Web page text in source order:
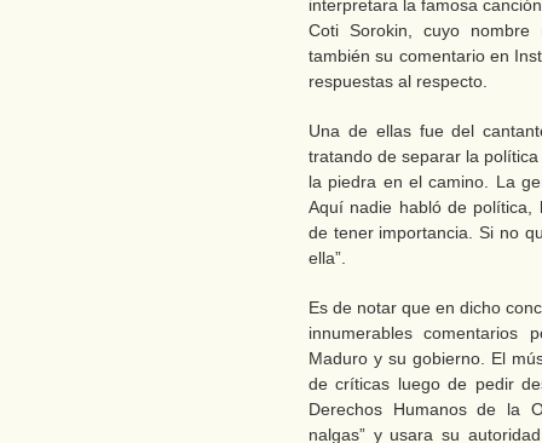
interpretara la famosa
Coti Sorokin, cuyo nombre
también su comentario en
respuestas al respecto.
Una de ellas fue del
tratando de separar la
la piedra en el camino. La
Aquí nadie habló de política,
de tener importancia. Si no
ella”.
Es de notar que en dicho
innumerables comentarios
Maduro y su gobierno. El
de críticas luego de pedir
Derechos Humanos de la
nalgas” y usara su